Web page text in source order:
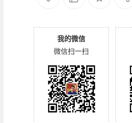
我的微信
微信扫一扫